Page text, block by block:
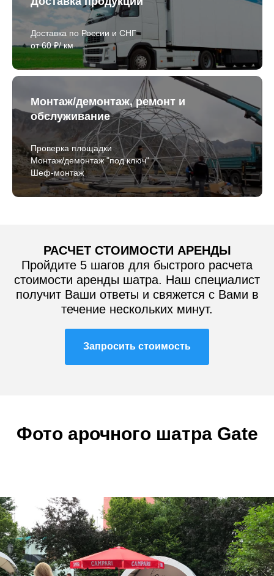
Доставка по России и СНГ
от 60 ₽/ км
Монтаж/демонтаж, ремонт и
обслуживание
Проверка площадки
Монтаж/демонтаж "под ключ"
Шеф-монтаж
РАСЧЕТ СТОИМОСТИ АРЕНДЫ
Пройдите 5 шагов для быстрого расчета
стоимости аренды шатра. Наш специалист
получит Ваши ответы и свяжется с Вами в
течение нескольких минут.
Запросить стоимость
Фото арочного шатра Gate